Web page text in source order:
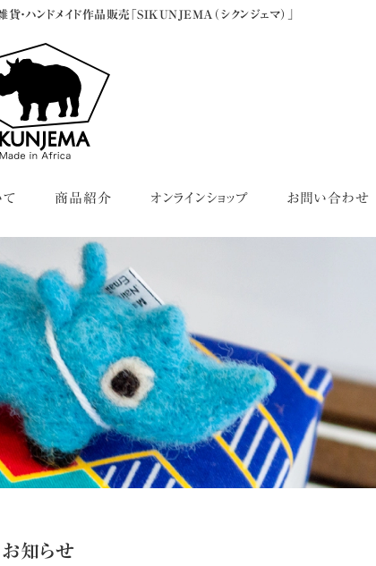
・ハンドメイド作品販売「SIKUNJEMA（シクンジェマ）」
商品紹介 オンラインショップ お問い合わせ
お知らせ